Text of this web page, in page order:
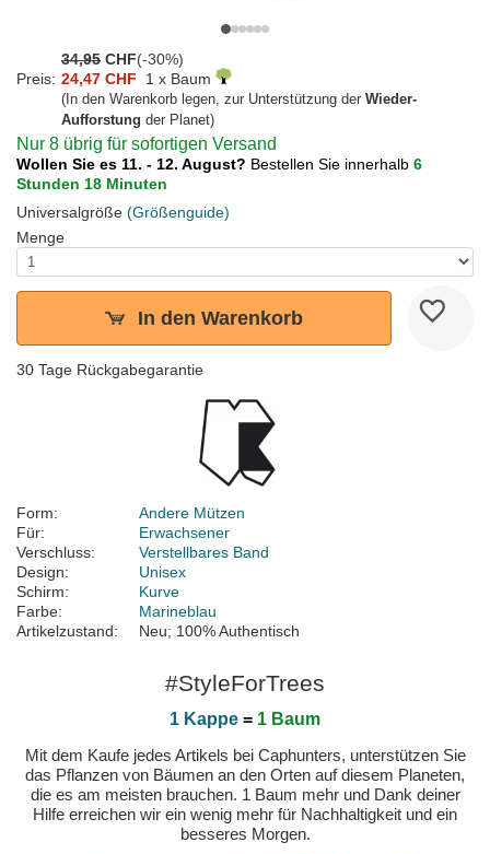
34,95 CHF(-30%)
Preis: 24,47 CHF 1 x Baum
(In den Warenkorb legen, zur Unterstützung der Wieder-
Aufforstung der Planet)
Nur 8 übrig für sofortigen Versand
Wollen Sie es 11. - 12. August? Bestellen Sie innerhalb 6
Stunden 18 Minuten
Universalgröße (Größenguide)
Menge
In den Warenkorb
30 Tage Rückgabegarantie
Form:
Andere Mützen
Für:
Erwachsener
Verschluss:
Verstellbares Band
Design:
Unisex
Schirm:
Kurve
Farbe:
Marineblau
Artikelzustand:
Neu; 100% Authentisch
#StyleForTrees
1 Kappe = 1 Baum
Mit dem Kaufe jedes Artikels bei Caphunters, unterstützen Sie
das Pflanzen von Bäumen an den Orten auf diesem Planeten,
die es am meisten brauchen. 1 Baum mehr und Dank deiner
Hilfe erreichen wir ein wenig mehr für Nachhaltigkeit und ein
besseres Morgen.